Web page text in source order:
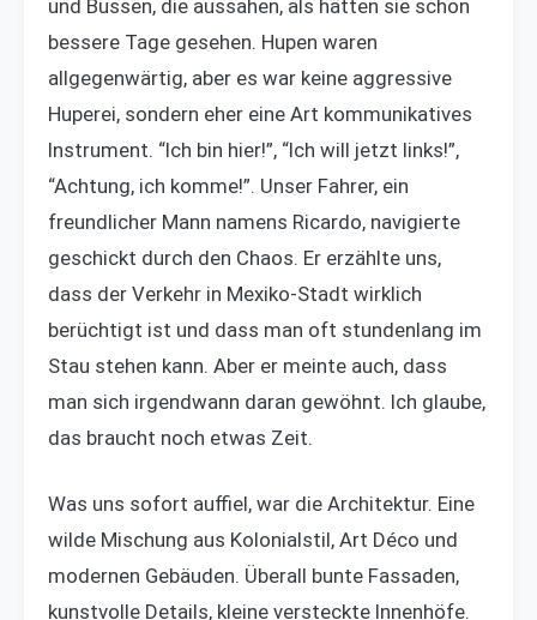
und Bussen, die aussahen, als hätten sie schon
bessere Tage gesehen. Hupen waren
allgegenwärtig, aber es war keine aggressive
Huperei, sondern eher eine Art kommunikatives
Instrument. “Ich bin hier!”, “Ich will jetzt links!”,
“Achtung, ich komme!”. Unser Fahrer, ein
freundlicher Mann namens Ricardo, navigierte
geschickt durch den Chaos. Er erzählte uns,
dass der Verkehr in Mexiko-Stadt wirklich
berüchtigt ist und dass man oft stundenlang im
Stau stehen kann. Aber er meinte auch, dass
man sich irgendwann daran gewöhnt. Ich glaube,
das braucht noch etwas Zeit.
Was uns sofort auffiel, war die Architektur. Eine
wilde Mischung aus Kolonialstil, Art Déco und
modernen Gebäuden. Überall bunte Fassaden,
kunstvolle Details, kleine versteckte Innenhöfe.